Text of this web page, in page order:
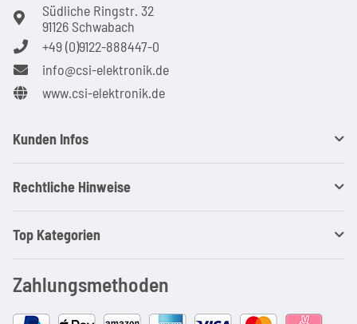
Südliche Ringstr. 32
91126 Schwabach
+49 (0)9122-888447-0
info@csi-elektronik.de
www.csi-elektronik.de
Kunden Infos
Rechtliche Hinweise
Top Kategorien
Zahlungsmethoden